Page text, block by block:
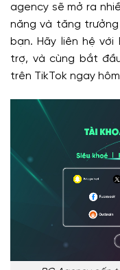
agency sẽ mở ra
năng và tăng
bạn. Hãy liên hệ
trợ, và cùng bắt
trên TikTok ngay